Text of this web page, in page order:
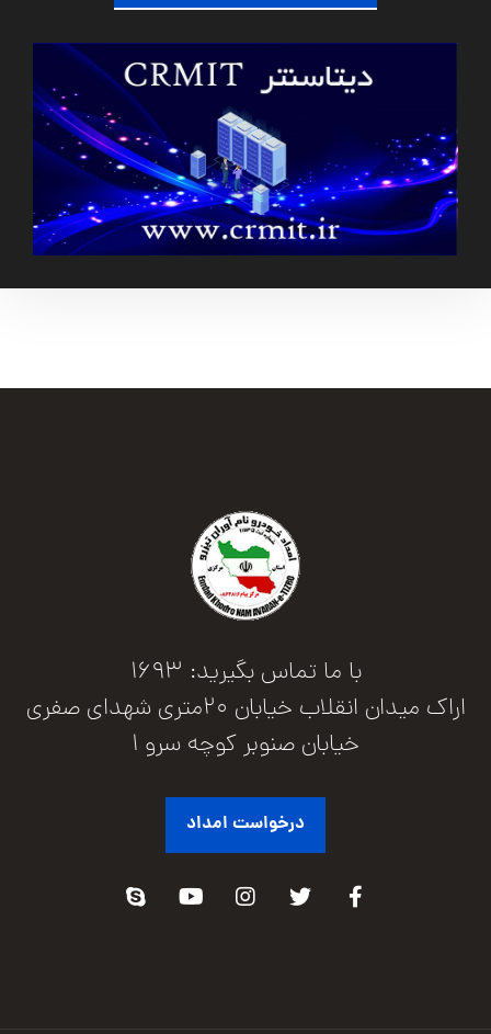
با ما تماس بگیرید: 1693
اراک میدان انقلاب خیابان 20متری شهدای صفری
خیابان صنوبر کوچه سرو 1
درخواست امداد